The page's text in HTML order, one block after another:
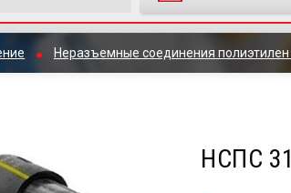
Неразъемные соединения полиэтилен
НСПС